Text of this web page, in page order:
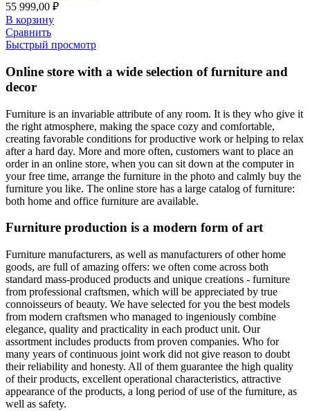
55 999,00 ₽
В корзину
Сравнить
Быстрый просмотр
Online store with a wide selection of furniture and
decor
Furniture is an invariable attribute of any room. It is they who give it
the right atmosphere, making the space cozy and comfortable,
creating favorable conditions for productive work or helping to relax
after a hard day. More and more often, customers want to place an
order in an online store, when you can sit down at the computer in
your free time, arrange the furniture in the photo and calmly buy the
furniture you like. The online store has a large catalog of furniture:
both home and office furniture are available.
Furniture production is a modern form of art
Furniture manufacturers, as well as manufacturers of other home
goods, are full of amazing offers: we often come across both
standard mass-produced products and unique creations - furniture
from professional craftsmen, which will be appreciated by true
connoisseurs of beauty. We have selected for you the best models
from modern craftsmen who managed to ingeniously combine
elegance, quality and practicality in each product unit. Our
assortment includes products from proven companies. Who for
many years of continuous joint work did not give reason to doubt
their reliability and honesty. All of them guarantee the high quality
of their products, excellent operational characteristics, attractive
appearance of the products, a long period of use of the furniture, as
well as safety.